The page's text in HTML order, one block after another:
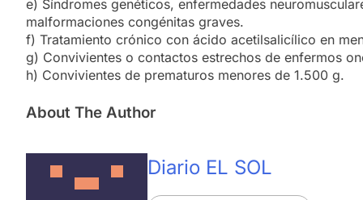
e) Síndromes genéticos, enfermedades
malformaciones congénitas graves.
f) Tratamiento crónico con ácido acetilsalicílico en
g) Convivientes o contactos estrechos de enfermos
h) Convivientes de prematuros menores de 1.500 g.
About The Author
Diario EL SOL